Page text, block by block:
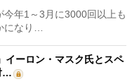
年1～3月に3000回以上も
になり…
イーロン・マスク氏とスペ
…